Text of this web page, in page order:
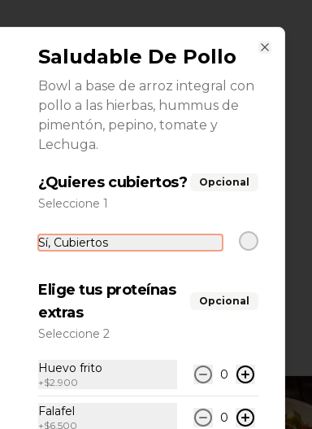
Calentado Paisa
Bowl a base de arroz achiotado
-39%
Saludable De Pollo
Bowl a base de arroz integral con
pollo a las hierbas, hummus de
pimentón, pepino, tomate y
Lechuga.
¿Quieres cubiertos? Opcional
Seleccione 1
Sí, Cubiertos
Elige tus proteínas
extras
Opcional
Seleccione 2
Huevo frito
+$2.900
0
Falafel
+$6.500
0